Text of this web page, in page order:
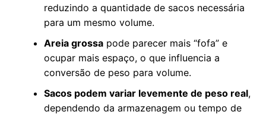
reduzindo a quantidade de sacos necessária
para um mesmo volume.
Areia grossapode parecer mais “fofa” e
ocupar mais espaço, o que influencia a
conversão de peso para volume.
Sacos podem variar levemente de peso real,
dependendo da armazenagem ou tempo de